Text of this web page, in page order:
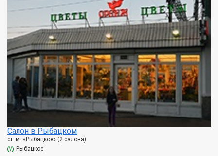
Салон в Рыбацком
ст. м. «Рыбацкое» (2 салона)
Рыбацкое